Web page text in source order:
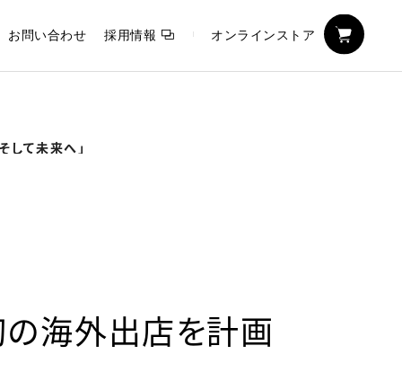
お問い合わせ 採用情報 オンラインストア
して未来へ」
の海外出店を計画